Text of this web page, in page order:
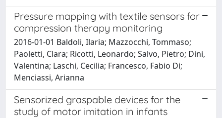
Pressure mapping with textile sensors for
compression therapy monitoring
2016-01-01 Baldoli, Ilaria; Mazzocchi, Tommaso;
Paoletti, Clara; Ricotti, Leonardo; Salvo, Pietro; Dini,
Valentina; Laschi, Cecilia; Francesco, Fabio Di;
Menciassi, Arianna
Sensorized graspable devices for the
study of motor imitation in infants